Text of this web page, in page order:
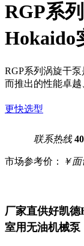
RGP系
Hokaido
RGP系列涡旋干
而推出的性能卓越
更快选型
联系热线
市场参考价： ￥
厂家直供好凯
室用无油机械泵